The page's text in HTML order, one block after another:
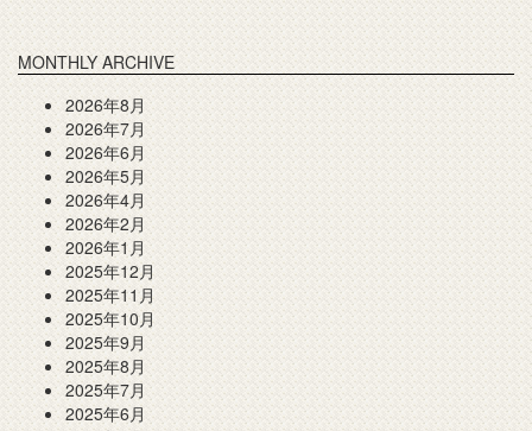
MONTHLY ARCHIVE
2026年8月
2026年7月
2026年6月
2026年5月
2026年4月
2026年2月
2026年1月
2025年12月
2025年11月
2025年10月
2025年9月
2025年8月
2025年7月
2025年6月